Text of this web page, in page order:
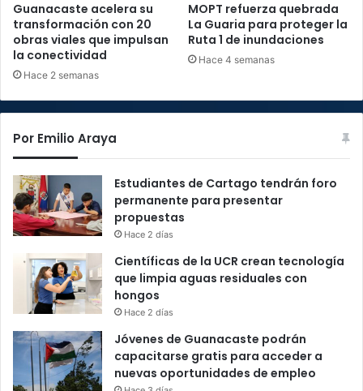
Guanacaste acelera su
transformación con 20
obras viales que impulsan
la conectividad
Hace 2 semanas
MOPT refuerza quebrada
La Guaria para proteger la
Ruta 1 de inundaciones
Hace 4 semanas
Por Emilio Araya
Estudiantes de Cartago tendrán foro
permanente para presentar
propuestas
Hace 2 días
Científicas de la UCR crean tecnología
que limpia aguas residuales con
hongos
Hace 2 días
Jóvenes de Guanacaste podrán
capacitarse gratis para acceder a
nuevas oportunidades de empleo